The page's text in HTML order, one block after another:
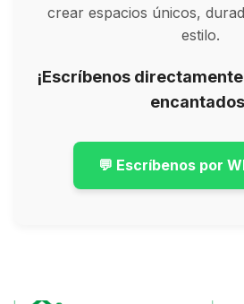
crear espacios únicos,
estilo.
¡Escríbenos
💬 Escríbenos por